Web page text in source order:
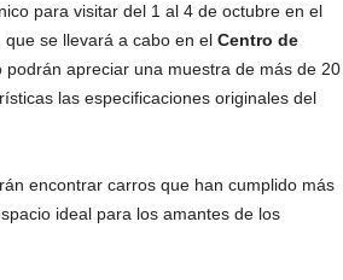
para visitar del 1 al 4 de octubre en el
que se llevará a cabo en el Centro de
podrán apreciar una muestra de más de 20
las especificaciones originales del
encontrar carros que han cumplido más
ideal para los amantes de los